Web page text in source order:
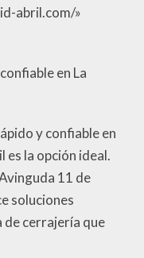
abril.com/»
en La
y confiable en
es la opción ideal.
11 de
soluciones
de cerrajería que